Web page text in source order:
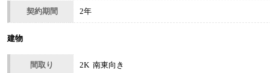
契約期間 2年
建物
間取り 2K 南東向き